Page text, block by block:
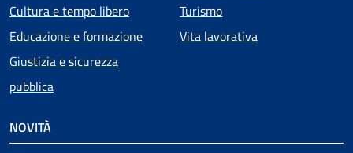
Cultura e tempo libero
Educazione e formazione
Giustizia e sicurezza
pubblica
Turismo
Vita lavorativa
NOVITÀ